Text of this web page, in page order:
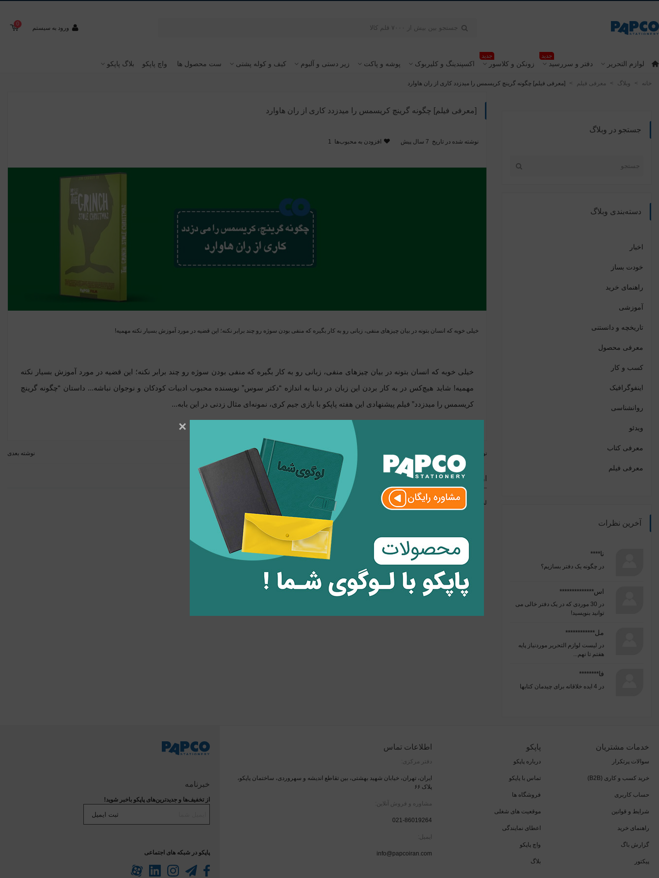
ورود به سیستم
0
لوازم التحریر دفتر و سررسید
جدید
زونکن و کلاسور
جدید
اکسپندینگ و کلیربوک پوشه و پاکت زیر دستی و آلبوم کیف و کوله پشتی ست محصول ها واچ پاپکو بلاگ پاپکو
خانه > وبلاگ > معرفی فیلم > [معرفی فیلم] چگونه گرینچ کریسمس را میدزدد کاری از ران هاوارد
جستجو در وبلاگ
دسته‌بندی وبلاگ
اخبار
خودت بساز
راهنمای خرید
آموزشی
تاریخچه و دانستنی
معرفی محصول
کسب و کار
اینفوگرافیک
روانشناسی
ویدئو
معرفی کتاب
معرفی فیلم
آخرین نظرات
نا****
در چگونه یک دفتر بسازیم؟
اس**************
در
30 موردی که در یک دفتر خالی می
توانید بنویسید!
مل************
در لیست لوازم التحریر موردنیاز پایه
هفتم تا نهم...
فا********
در 4 ایده خلاقانه برای چیدمان کتابها
[معرفی فیلم] چگونه گرینچ کریسمس را میدزدد کاری از ران هاوارد
نوشته شده در تاریخ 7 سال پیش افزودن به محبوب‌ها 1
خیلی خوبه که انسان بتونه در بیان چیزهای منفی، زبانی رو به کار بگیره که منفی بودن سوژه رو چند برابر نکنه؛ این قضیه در مورد آموزش بسیار نکته‌ مهمیه!
خیلی خوبه که انسان بتونه در بیان چیزهای منفی، زبانی رو به کار بگیره که منفی بودن سوژه رو چند برابر نکنه؛ این قضیه در مورد آموزش بسیار نکته‌
مهمیه! شاید هیچ‌کس در به کار بردن این زبان در دنیا به اندازه “دکتر سوس” نویسنده محبوب ادبیات کودکان و نوجوان نباشه... داستان “چگونه گرینچ
کریسمس را میدزدد” فیلم پیشنهادی این هفته پاپکو با بازی جیم کری، نمونه‌ای مثال زدنی در این بابه...
نوشته قبلی نوشته بعدی
ارسال نظر
لطفا برای ارسال نظر واردشوید.
خدمات مشتریان
سوالات پرتکرار
خرید کسب و کاری (B2B)
حساب کاربری
شرایط و قوانین
راهنمای خرید
گزارش باگ
پیکتور
پاپکو
درباره پاپکو
تماس با پاپکو
فروشگاه ها
موقعیت های شغلی
اعطای نمایندگی
واچ پاپکو
بلاگ
اطلاعات تماس
دفتر مرکزی:
ایران، تهران، خیابان شهید بهشتی، بین تقاطع اندیشه و سهروردی، ساختمان پاپکو،
پلاک ۶۶
مشاوره و فروش آنلاین:
021-86019264
ایمیل:
info@papcoiran.com
خبرنامه
از تخفیف‌ها و جدیدترین‌های پاپکو باخبر شوید!
ثبت ایمیل
پاپکو در شبکه های اجتماعی
×